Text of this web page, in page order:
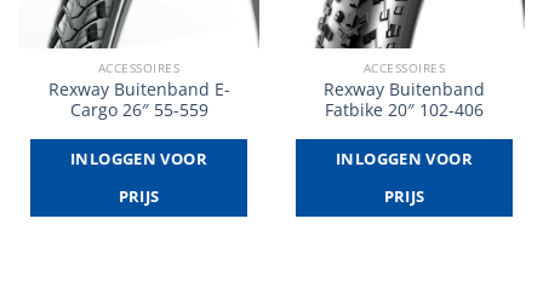
ACCESSOIRES
Rexway Buitenband E-
Cargo 26″ 55-559
INLOGGEN VOOR
PRIJS
ACCESSOIRES
Rexway Buitenband
Fatbike 20″ 102-406
INLOGGEN VOOR
PRIJS